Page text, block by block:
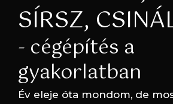
SÍRSZ,
- cégépítés a
gyakorlatban
Év eleje óta mondom, de